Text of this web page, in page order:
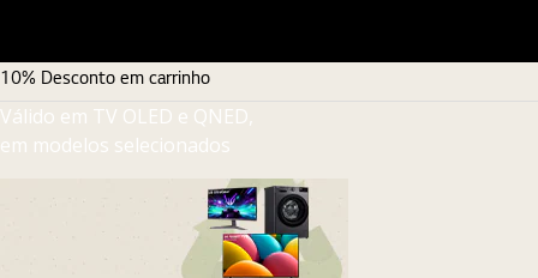
10% Desconto em carrinho
Válido em TV OLED e QNED,
em modelos selecionados